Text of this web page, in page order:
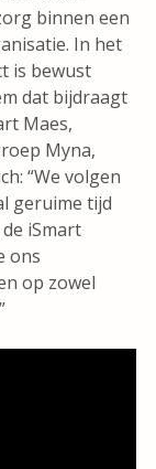
binnen een
In het
is bewust
dat bijdraagt
Maes,
Myna,
“We volgen
geruime tijd
iSmart
ons
op zowel